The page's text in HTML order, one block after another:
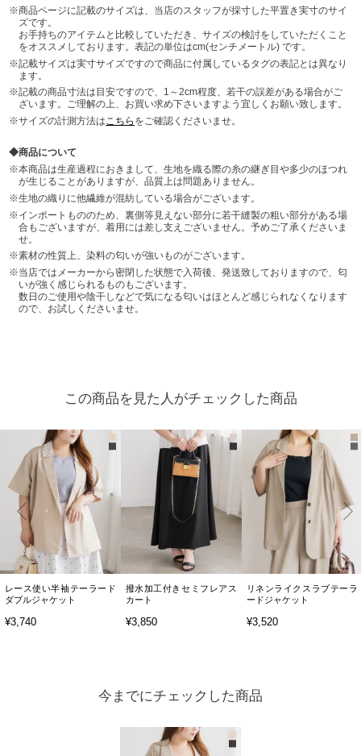
商品ページに記載のサイズは、当店のスタッフが採寸した平置き実寸のサイ
ズです。
お手持ちのアイテムと比較していただき、サイズの検討をしていただくこと
をオススメしております。表記の単位はcm(センチメートル) です。
記載サイズは実寸サイズですので商品に付属しているタグの表記とは異なり
ます。
記載の商品寸法は目安ですので、1～2cm程度、若干の誤差がある場合がご
ざいます。ご理解の上、お買い求め下さいますよう宜しくお願い致します。
サイズの計測方法は こちら をご確認くださいませ。
商品について
本商品は生産過程におきまして、生地を織る際の糸の継ぎ目や多少のほつれ
が生じることがありますが、品質上は問題ありません。
生地の織りに他繊維が混紡している場合がございます。
インポートもののため、裏側等見えない部分に若干縫製の粗い部分がある場
合もございますが、着用には差し支えございません。予めご了承くださいま
せ。
素材の性質上、染料の匂いが強いものがございます。
当店ではメーカーから密閉した状態で入荷後、発送致しておりますので、匂
いが強く感じられるものもございます。
数日のご使用や陰干しなどで気になる匂いはほとんど感じられなくなります
ので、お試しくださいませ。
この商品を見た人がチェックした商品
レース使い半袖テーラード
ダブルジャケット
¥3,740
撥水加工付きセミフレアス
カート
¥3,850
リネンライクスラブテーラ
ードジャケット
¥3,520
今までにチェックした商品